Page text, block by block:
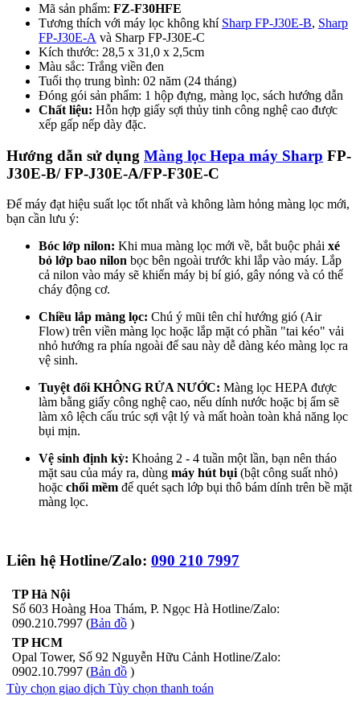
Mã sản phẩm: FZ-F30HFE
Tương thích với máy lọc không khí Sharp FP-J30E-B, Sharp
FP-J30E-A và Sharp FP-J30E-C
Kích thước: 28,5 x 31,0 x 2,5cm
Màu sắc: Trắng viền đen
Tuổi thọ trung bình: 02 năm (24 tháng)
Đóng gói sản phẩm: 1 hộp đựng, màng lọc, sách hướng dẫn
Chất liệu: Hỗn hợp giấy sợi thủy tinh công nghệ cao được
xếp gấp nếp dày đặc.
Hướng dẫn sử dụng Màng lọc Hepa máy Sharp FP-
J30E-B/ FP-J30E-A/FP-F30E-C
Để máy đạt hiệu suất lọc tốt nhất và không làm hỏng màng lọc mới,
bạn cần lưu ý:
Bóc lớp nilon: Khi mua màng lọc mới về, bắt buộc phải xé
bỏ lớp bao nilon bọc bên ngoài trước khi lắp vào máy. Lắp
cả nilon vào máy sẽ khiến máy bị bí gió, gây nóng và có thể
cháy động cơ.
Chiều lắp màng lọc: Chú ý mũi tên chỉ hướng gió (Air
Flow) trên viền màng lọc hoặc lắp mặt có phần "tai kéo" vải
nhỏ hướng ra phía ngoài để sau này dễ dàng kéo màng lọc ra
vệ sinh.
Tuyệt đối KHÔNG RỬA NƯỚC: Màng lọc HEPA được
làm bằng giấy công nghệ cao, nếu dính nước hoặc bị ẩm sẽ
làm xô lệch cấu trúc sợi vật lý và mất hoàn toàn khả năng lọc
bụi mịn.
Vệ sinh định kỳ: Khoảng 2 - 4 tuần một lần, bạn nên tháo
mặt sau của máy ra, dùng máy hút bụi (bật công suất nhỏ)
hoặc chổi mềm để quét sạch lớp bụi thô bám dính trên bề mặt
màng lọc.
Liên hệ Hotline/Zalo: 090 210 7997
TP Hà Nội
Số 603 Hoàng Hoa Thám, P. Ngọc Hà Hotline/Zalo:
090.210.7997 (Bản đồ )
TP HCM
Opal Tower, Số 92 Nguyễn Hữu Cảnh Hotline/Zalo:
0902.10.7997 (Bản đồ )
Tùy chọn giao dịch Tùy chọn thanh toán